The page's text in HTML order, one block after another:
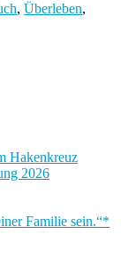
, Überleben,
Hakenkreuz
2026
Familie sein.“*